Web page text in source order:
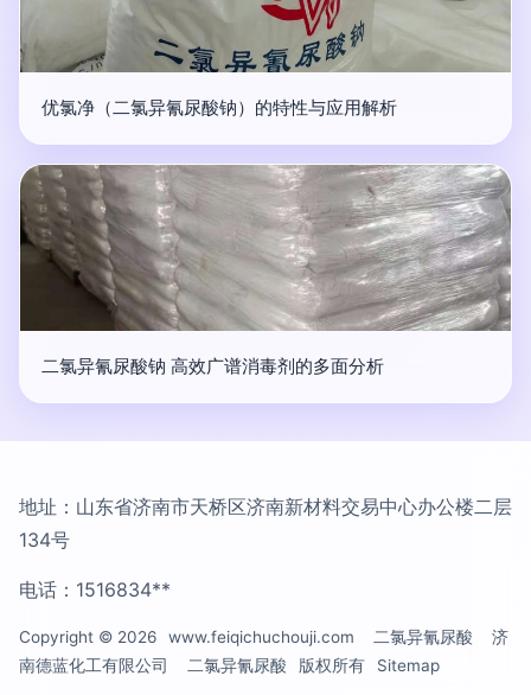
优氯净（二氯异氰尿酸钠）的特性与应用解析
二氯异氰尿酸钠 高效广谱消毒剂的多面分析
地址：山东省济南市天桥区济南新材料交易中心办公楼二层
134号
电话：1516834**
Copyright © 2026 www.feiqichuchouji.com 二氯异氰尿酸
济
南德蓝化工有限公司
二氯异氰尿酸 版权所有 Sitemap